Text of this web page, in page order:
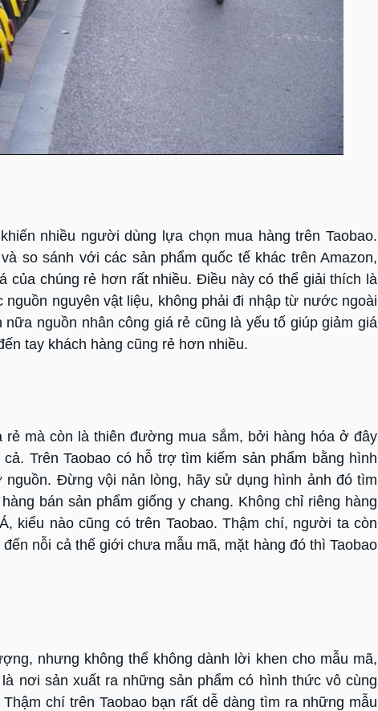
nhiều người dùng lựa chọn mua hàng trên Taobao.
so sánh với các sản phẩm quốc tế khác trên Amazon,
của chúng rẻ hơn rất nhiều. Điều này có thể giải thích là
nguyên vật liệu, không phải đi nhập từ nước ngoài
nguồn nhân công giá rẻ cũng là yếu tố giúp giảm giá
tay khách hàng cũng rẻ hơn nhiều.
mà còn là thiên đường mua sắm, bởi hàng hóa ở đây
Trên Taobao có hỗ trợ tìm kiếm sản phẩm bằng hình
Đừng vội nản lòng, hãy sử dụng hình ảnh đó tìm
bán sản phẩm giống y chang. Không chỉ riêng hàng
kiểu nào cũng có trên Taobao. Thậm chí, người ta còn
nỗi cả thế giới chưa mẫu mã, mặt hàng đó thì Taobao
nhưng không thể không dành lời khen cho mẫu mã,
nơi sản xuất ra những sản phẩm có hình thức vô cùng
chí trên Taobao bạn rất dễ dàng tìm ra những mẫu